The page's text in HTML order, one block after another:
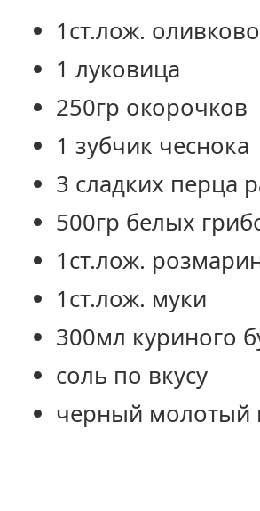
1ст.лож.
1 луковица
250гр окорочков
1 зубчик чеснока
3 сладких перца
500гр белых
1ст.лож.
1ст.лож. муки
300мл куриного
соль по вкусу
черный молотый